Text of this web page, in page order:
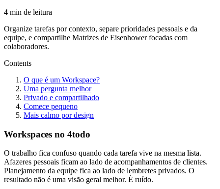
4 min de leitura
Organize tarefas por contexto, separe prioridades pessoais e da
equipe, e compartilhe Matrizes de Eisenhower focadas com
colaboradores.
Contents
O que é um Workspace?
Uma pergunta melhor
Privado e compartilhado
Comece pequeno
Mais calmo por design
Workspaces no 4todo
O trabalho fica confuso quando cada tarefa vive na mesma lista.
Afazeres pessoais ficam ao lado de acompanhamentos de clientes.
Planejamento da equipe fica ao lado de lembretes privados. O
resultado não é uma visão geral melhor. É ruído.